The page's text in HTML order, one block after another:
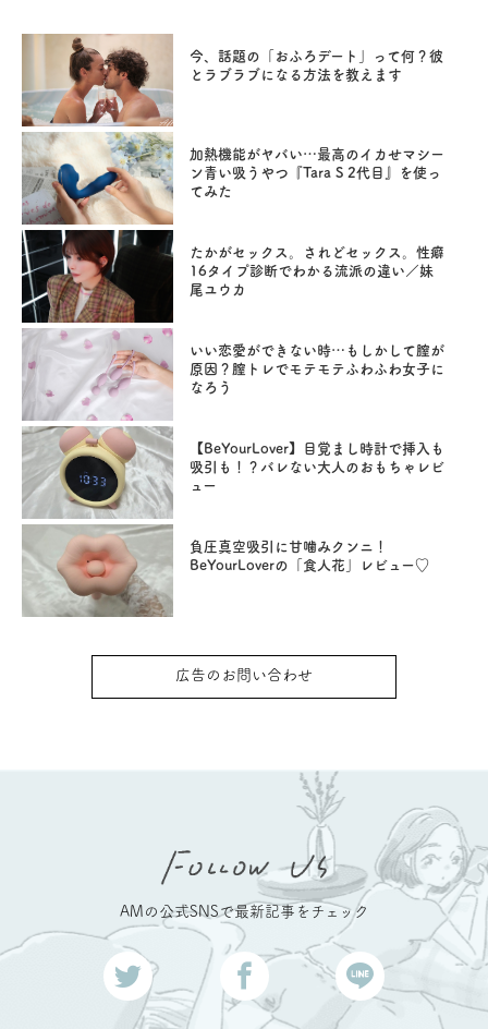
今、話題の「おふろデート」って何？彼
とラブラブになる方法を教えます
加熱機能がヤバい…最高のイカせマシー
ン青い吸うやつ『Tara S 2代目』を使っ
てみた
たかがセックス。されどセックス。性癖
16タイプ診断でわかる流派の違い／妹
尾ユウカ
いい恋愛ができない時…もしかして膣が
原因？膣トレでモテモテふわふわ女子に
なろう
【BeYourLover】目覚まし時計で挿入も
吸引も！？バレない大人のおもちゃレビ
ュー
負圧真空吸引に甘噛みクンニ！
BeYourLoverの「食人花」レビュー♡
広告のお問い合わせ
AMの公式SNSで最新記事をチェック